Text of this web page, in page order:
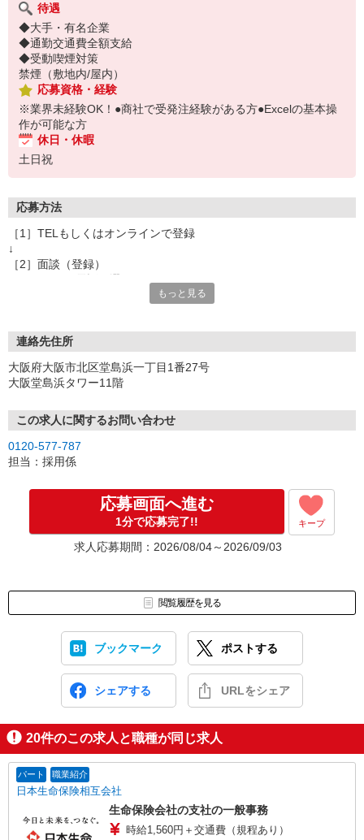
待遇
◆大手・有名企業
◆通勤交通費全額支給
◆受動喫煙対策
禁煙（敷地内/屋内）
応募資格・経験
※業界未経験OK！●商社で受発注経験がある方●Excelの基本操
作が可能な方
休日・休暇
土日祝
応募方法
［1］TELもしくはオンラインで登録
↓
［2］面談（登録）
［3］お仕事の紹介
ご希望条件に合うお仕事があればその他のお仕事もご紹介
↓
就業にあたっての手続きを行います。
↓
［5］お仕事スタート
出勤初日は営業担当が同行するので
※ご応募のタイミングによっては募集が終了している場合もござい
ます。予めご了承ください。
もっと見る
連絡先住所
大阪府大阪市北区堂島浜一丁目1番27号
大阪堂島浜タワー11階
この求人に関するお問い合わせ
0120-577-787
担当：採用係
応募画面へ進む
1分で応募完了!! キープ
求人応募期間：2026/08/04～2026/09/03
閲覧履歴を見る
ブックマーク ポストする
シェアする URLをシェア
20件のこの求人と職種が同じ求人
パート 職業紹介
日本生命保険相互会社
生命保険会社の支社の一般事務
時給1,560円＋交通費（規程あり）